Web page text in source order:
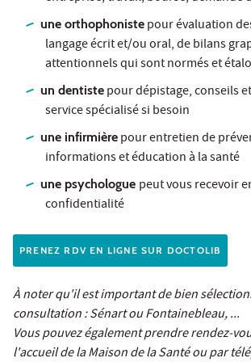
une orthophoniste pour évaluation
langage écrit et/ou oral, de bilans
attentionnels qui sont normés et
un dentiste pour dépistage, conseils
service spécialisé si besoin
une infirmière pour entretien de
informations et éducation à la santé
une psychologue peut vous recevoir
confidentialité
PRENEZ RDV EN LIGNE SUR DOCTOLIB
À noter qu'il est important de bien
consultation : Sénart ou Fontainebleau, ...
Vous pouvez également prendre rendez-
l'accueil de la Maison de la Santé ou par